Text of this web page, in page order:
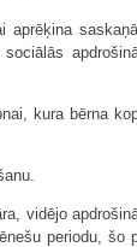
aprēķina
kura bērna
vidējo
periodu, šo